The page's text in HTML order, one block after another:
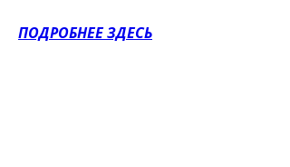
ПОДРОБНЕЕ ЗДЕСЬ